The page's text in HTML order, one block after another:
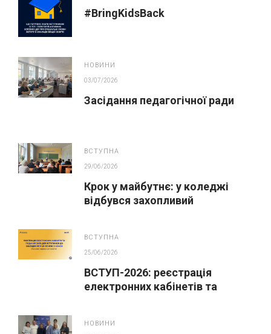
#BringKidsBack
НОВИНИ
03/07/2026
Засідання педагогічної ради
ВСТУПНА
29/06/2026
Крок у майбутнє: у коледжі
відбувся захопливий
ВСТУПНА
25/06/2026
ВСТУП-2026: реєстрація
електронних кабінетів та
НОВИНИ